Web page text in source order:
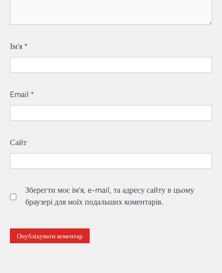
Ім'я *
Email *
Сайт
Зберегти моє ім'я, e-mail, та адресу сайту в цьому
браузері для моїх подальших коментарів.